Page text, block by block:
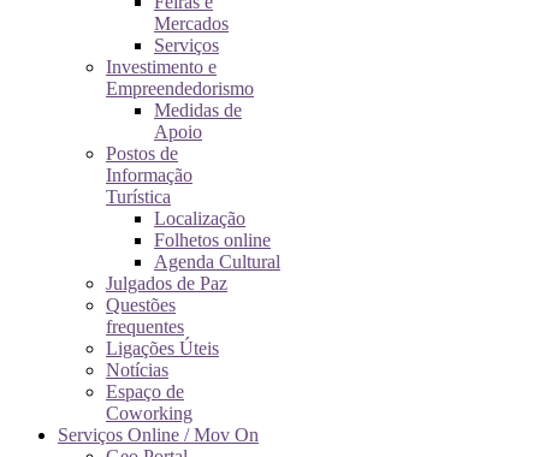
Mercados
Serviços
Investimento e
Empreendedorismo
Medidas de
Apoio
Postos de
Informação
Turística
Localização
Folhetos online
Agenda Cultural
Julgados de Paz
Questões
frequentes
Ligações Úteis
Notícias
Espaço de
Coworking
Serviços Online / Mov On